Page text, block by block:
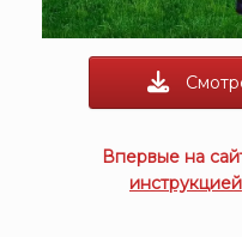
Впервые на
инструкцией